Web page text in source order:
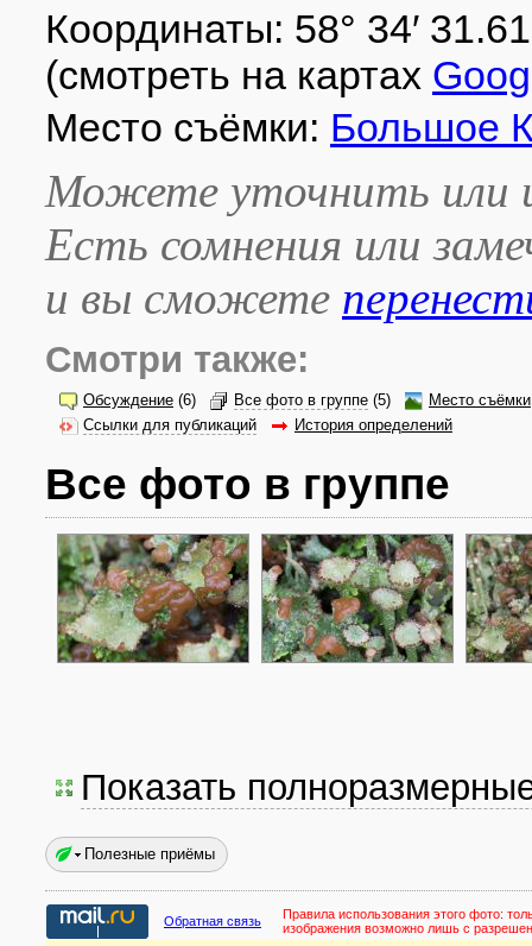
Координаты: 58° 34′
(смотреть на картах
Место съёмки: Большое
Можете уточнить или
Есть сомнения или
и вы сможете
Смотри также:
Обсуждение (6) Все фото в группе (5)
Место съёмки
Ссылки для публикаций
История определений
Все фото в группе
Показать
Полезные приёмы
Обратная связь Правила использования этого фото:
изображения возможно лишь с